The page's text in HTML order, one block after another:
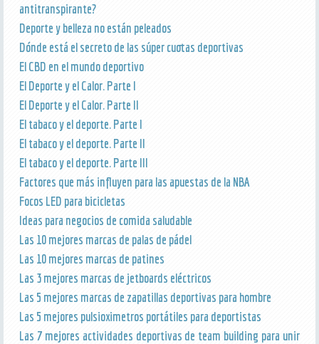
antitranspirante?
Deporte y belleza no están peleados
Dónde está el secreto de las súper cuotas deportivas
El CBD en el mundo deportivo
El Deporte y el Calor. Parte I
El Deporte y el Calor. Parte II
El tabaco y el deporte. Parte I
El tabaco y el deporte. Parte II
El tabaco y el deporte. Parte III
Factores que más influyen para las apuestas de la NBA
Focos LED para bicicletas
Ideas para negocios de comida saludable
Las 10 mejores marcas de palas de pádel
Las 10 mejores marcas de patines
Las 3 mejores marcas de jetboards eléctricos
Las 5 mejores marcas de zapatillas deportivas para hombre
Las 5 mejores pulsioximetros portátiles para deportistas
Las 7 mejores actividades deportivas de team building para unir